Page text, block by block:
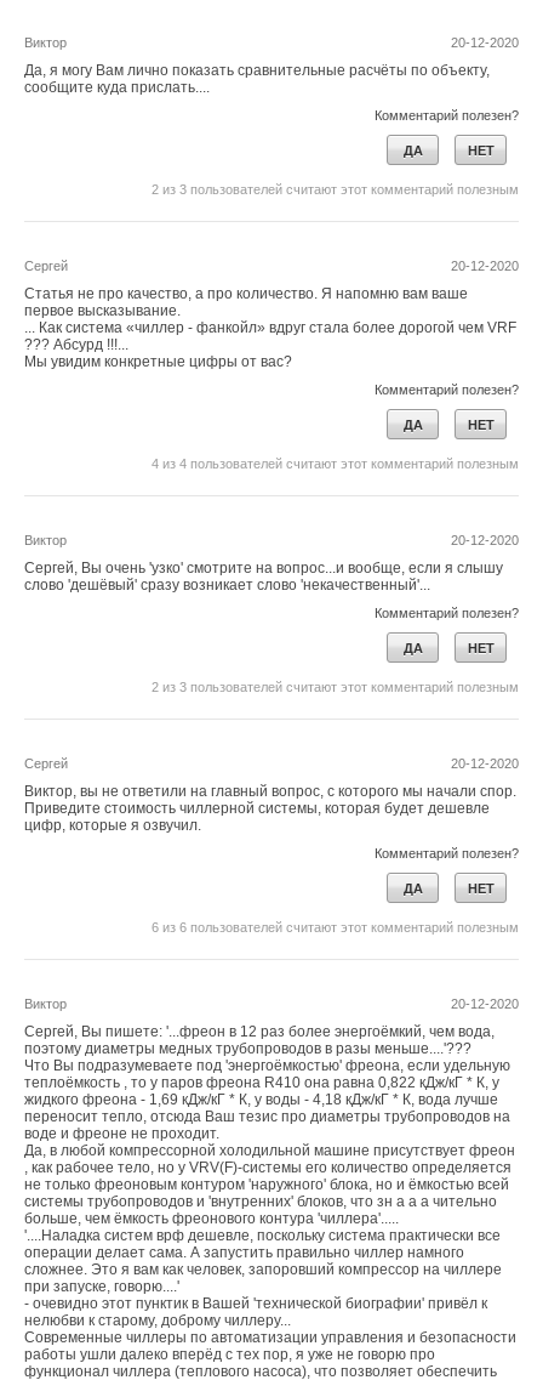
20-12-2020
Виктор
Да, я могу Вам лично показать сравнительные расчёты по объекту,
сообщите куда прислать....
Комментарий полезен?
ДА НЕТ
2 из 3 пользователей считают этот комментарий полезным
20-12-2020
Сергей
Статья не про качество, а про количество. Я напомню вам ваше
первое высказывание.
... Как система «чиллер - фанкойл» вдруг стала более дорогой чем VRF
??? Абсурд !!!...
Мы увидим конкретные цифры от вас?
Комментарий полезен?
ДА НЕТ
4 из 4 пользователей считают этот комментарий полезным
20-12-2020
Виктор
Сергей, Вы очень 'узко' смотрите на вопрос...и вообще, если я слышу
слово 'дешёвый' сразу возникает слово 'некачественный'...
Комментарий полезен?
ДА НЕТ
2 из 3 пользователей считают этот комментарий полезным
20-12-2020
Сергей
Виктор, вы не ответили на главный вопрос, с которого мы начали спор.
Приведите стоимость чиллерной системы, которая будет дешевле
цифр, которые я озвучил.
Комментарий полезен?
ДА НЕТ
6 из 6 пользователей считают этот комментарий полезным
20-12-2020
Виктор
Сергей, Вы пишете: '...фреон в 12 раз более энергоёмкий, чем вода,
поэтому диаметры медных трубопроводов в разы меньше....'???
Что Вы подразумеваете под 'энергоёмкостью' фреона, если удельную
теплоёмкость , то у паров фреона R410 она равна 0,822 кДж/кГ * К, у
жидкого фреона - 1,69 кДж/кГ * К, у воды - 4,18 кДж/кГ * К, вода лучше
переносит тепло, отсюда Ваш тезис про диаметры трубопроводов на
воде и фреоне не проходит.
Да, в любой компрессорной холодильной машине присутствует фреон
, как рабочее тело, но у VRV(F)-системы его количество определяется
не только фреоновым контуром 'наружного' блока, но и ёмкостью всей
системы трубопроводов и 'внутренних' блоков, что зн а а а чительно
больше, чем ёмкость фреонового контура 'чиллера'.....
'....Наладка систем врф дешевле, поскольку система практически все
операции делает сама. А запустить правильно чиллер намного
сложнее. Это я вам как человек, запоровший компрессор на чиллере
при запуске, говорю....'
- очевидно этот пунктик в Вашей 'технической биографии' привёл к
нелюбви к старому, доброму чиллеру...
Современные чиллеры по автоматизации управления и безопасности
работы ушли далеко вперёд с тех пор, я уже не говорю про
функционал чиллера (теплового насоса), что позволяет обеспечить
Читайте по теме:
→ Об утилизации тепловых отходов
Изменение конструктивных слоёв ограждающих
конструкций здания при смене функционального
ЖУРНАЛ СОК МАЙ 2026
Алгоритм расчёта когенерационной установки на базе
паровой поршневой машины
ЖУРНАЛ СОК АПРЕЛЬ 2026
→
Исследование эффективности различных методик
расчёта настройки ПИ‑регулятора АСУ на примере
Уведомления отключены
Комментарии